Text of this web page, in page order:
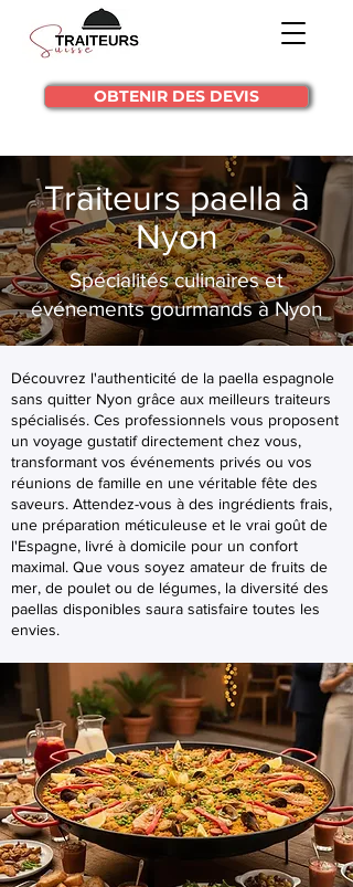
OBTENIR DES DEVIS
Traiteurs paella à
Nyon
Spécialités culinaires et
événements gourmands à Nyon
Découvrez l'authenticité de la paella espagnole
sans quitter Nyon grâce aux meilleurs traiteurs
spécialisés. Ces professionnels vous proposent
un voyage gustatif directement chez vous,
transformant vos événements privés ou vos
réunions de famille en une véritable fête des
saveurs. Attendez-vous à des ingrédients frais,
une préparation méticuleuse et le vrai goût de
l'Espagne, livré à domicile pour un confort
maximal. Que vous soyez amateur de fruits de
mer, de poulet ou de légumes, la diversité des
paellas disponibles saura satisfaire toutes les
envies.